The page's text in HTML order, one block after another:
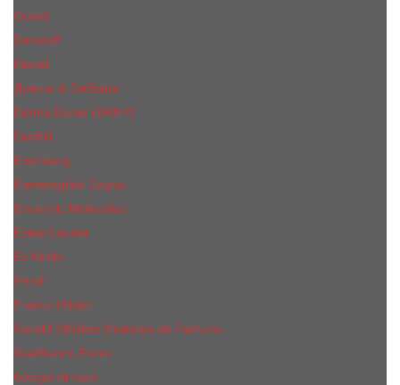
Creed
Davidoff
Diesel
Дольче & Габбана
Donna Karan (DKNY)
Dunhill
Eisenberg
Ermenegildo Zegna
Escentric Molecules
Еsteе Lаudеr
Ex Nihilo
Fendi
Franck Olivier
Gerald Ghislain Histoires de Parfums
Gianfranco Ferre
Giorgio Armani